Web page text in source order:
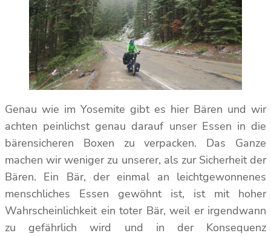
Genau wie im Yosemite gibt es hier Bären und wir
achten peinlichst genau darauf unser Essen in die
bärensicheren Boxen zu verpacken. Das Ganze
machen wir weniger zu unserer, als zur Sicherheit der
Bären. Ein Bär, der einmal an leichtgewonnenes
menschliches Essen gewöhnt ist, ist mit hoher
Wahrscheinlichkeit ein toter Bär, weil er irgendwann
zu gefährlich wird und in der Konsequenz